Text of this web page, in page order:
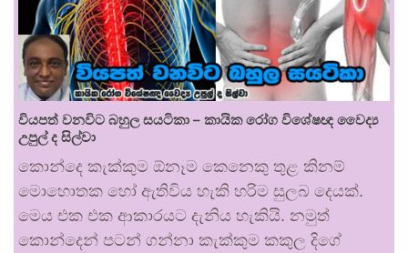
වියපත් වනවිට බහුල සයටිකා – කායික රෝග විශේෂඥ වෛද්‍ය
උපුල් ද සිල්වා
කොන්දෙ කැක්කුම ඕනෑම කෙනෙකු තුළ කිනම්
මොහොතක හෝ ඇතිවිය හැකි හරිම සුලබ දෙයක්.
මෙය එක එක ආකාරයට දැනිය හැකියි. නමුත්
කොන්දෙන් පටන් ගන්නා කැක්කුම කකුල දිගේ